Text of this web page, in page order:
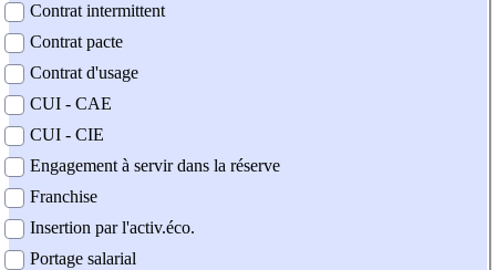
Contrat intermittent
Contrat pacte
Contrat d'usage
CUI - CAE
CUI - CIE
Engagement à servir dans la réserve
Franchise
Insertion par l'activ.éco.
Portage salarial